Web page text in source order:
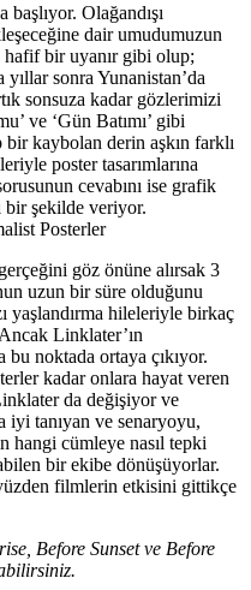
Olağandışı
dair umudumuzun
bir uyanır gibi olup;
sonra Yunanistan’da
sonsuza kadar gözlerimizi
ve ‘Gün Batımı’ gibi
kaybolan derin aşkın farklı
poster tasarımlarına
cevabını ise grafik
bir şekilde veriyor.
Posterler
göz önüne alırsak 3
uzun bir süre olduğunu
yaşlandırma hileleriyle birkaç
Linklater’ın
noktada ortaya çıkıyor.
kadar onlara hayat veren
da değişiyor ve
tanıyan ve senaryoyu,
hangi cümleye nasıl tepki
bir ekibe dönüşüyorlar.
filmlerin etkisini gittikçe
Before Sunset ve Before